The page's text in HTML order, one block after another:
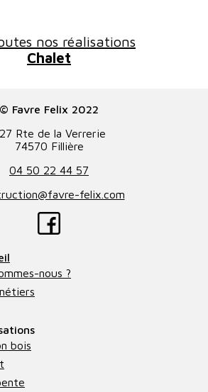
nos réalisations
Chalet
© Favre Felix 2022
Rte de la Verrerie
74570 Fillière
04 50 22 44 57
felix.com
nous ?
bois